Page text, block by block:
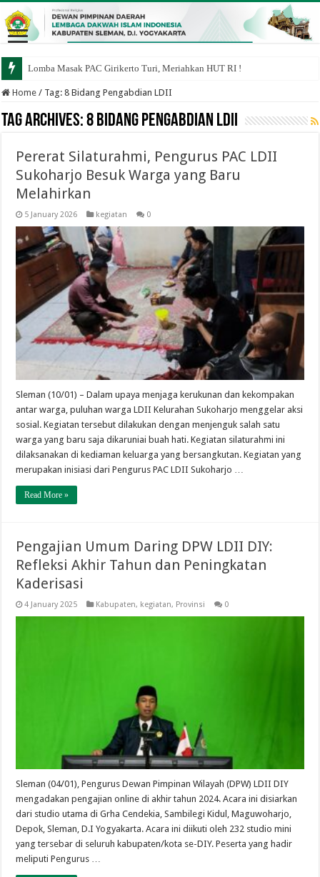
Lomba Masak PAC Girikerto Turi, Meriahkan HUT RI !
Home / Tag:8 Bidang Pengabdian LDII
Tag Archives:8 Bidang Pengabdian LDII
Pererat Silaturahmi, Pengurus PAC LDII
Sukoharjo Besuk Warga yang Baru
Melahirkan
5 January 2026 kegiatan 0
Sleman (10/01) – Dalam upaya menjaga kerukunan dan kekompakan
antar warga, puluhan warga LDII Kelurahan Sukoharjo menggelar aksi
sosial. Kegiatan tersebut dilakukan dengan menjenguk salah satu
warga yang baru saja dikaruniai buah hati. Kegiatan silaturahmi ini
dilaksanakan di kediaman keluarga yang bersangkutan. Kegiatan yang
merupakan inisiasi dari Pengurus PAC LDII Sukoharjo …
Read More »
Pengajian Umum Daring DPW LDII DIY:
Refleksi Akhir Tahun dan Peningkatan
Kaderisasi
4 January 2025 Kabupaten, kegiatan, Provinsi 0
Sleman (04/01), Pengurus Dewan Pimpinan Wilayah (DPW) LDII DIY
mengadakan pengajian online di akhir tahun 2024. Acara ini disiarkan
dari studio utama di Grha Cendekia, Sambilegi Kidul, Maguwoharjo,
Depok, Sleman, D.I Yogyakarta. Acara ini diikuti oleh 232 studio mini
yang tersebar di seluruh kabupaten/kota se-DIY. Peserta yang hadir
meliputi Pengurus …